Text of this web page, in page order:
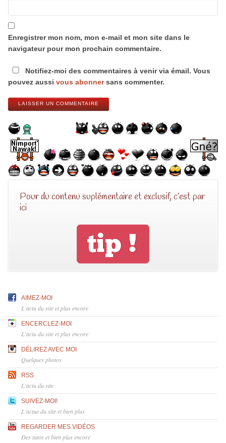
Enregistrer mon nom, mon e-mail et mon site dans le
navigateur pour mon prochain commentaire.
Notifiez-moi des commentaires à venir via émail. Vous
pouvez aussi vous abonnersans commenter.
LAISSER UN COMMENTAIRE
Pour du contenu suplémentaire et exclusif, c’est par
ici
AIMEZ-MOI
L'actu du site et plus encore
ENCERCLEZ-MOI
L'actu du site et plus encore
DÉLIREZ AVEC MOI
Quelques photos
RSS
L'actu du site
SUIVEZ-MOI!
L'actue du site et bien plus
REGARDER MES VIDÉOS
Des tutos et bien plus encore